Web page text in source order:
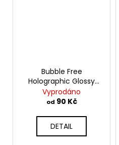
Bubble Free
Holographic Glossy
Rainbow - Dark Gray
Samolepící vinylová
Vyprodáno
od 90 Kč
DETAIL